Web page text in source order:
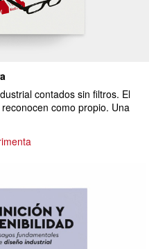
contados sin filtros. El
como propio. Una